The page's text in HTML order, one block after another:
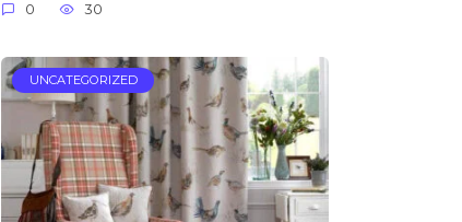
0 30
UNCATEGORIZED